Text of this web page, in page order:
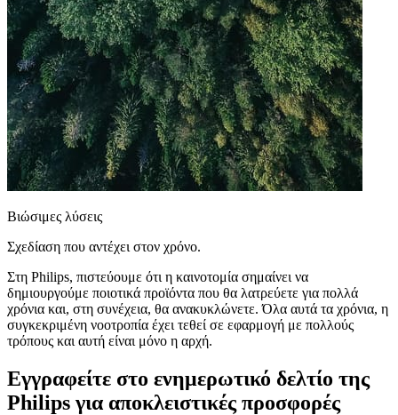
Βιώσιμες λύσεις
Σχεδίαση που αντέχει στον χρόνο.
Στη Philips, πιστεύουμε ότι η καινοτομία σημαίνει να
δημιουργούμε ποιοτικά προϊόντα που θα λατρεύετε για πολλά
χρόνια και, στη συνέχεια, θα ανακυκλώνετε. Όλα αυτά τα χρόνια, η
συγκεκριμένη νοοτροπία έχει τεθεί σε εφαρμογή με πολλούς
τρόπους και αυτή είναι μόνο η αρχή.
Εγγραφείτε στο ενημερωτικό δελτίο της
Philips για αποκλειστικές προσφορές